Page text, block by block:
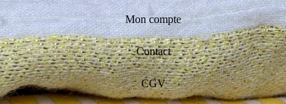
Mon compte
Contact
CGV